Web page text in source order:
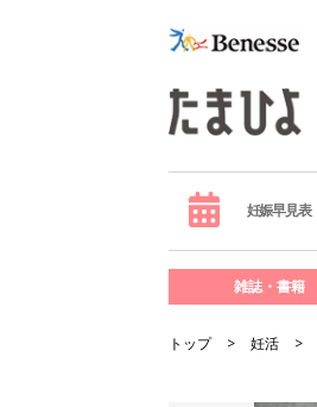
妊娠早見表
雑誌・書籍
トップ 妊活